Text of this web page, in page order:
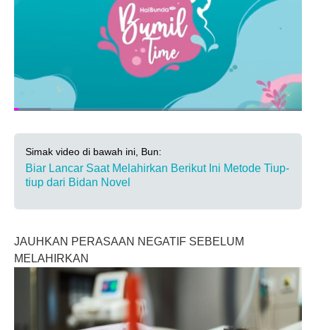
Simak video di bawah ini, Bun:
Biar Lancar Saat Melahirkan Berikut Ini Metode Tiup-
tiup dari Bidan Novel
JAUHKAN PERASAAN NEGATIF SEBELUM
MELAHIRKAN